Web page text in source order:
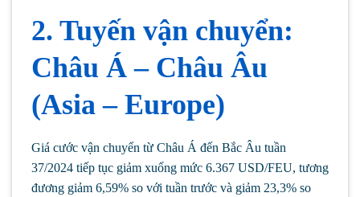
2. Tuyến vận chuyển:
Châu Á – Châu Âu
(Asia – Europe)
Giá cước vận chuyển từ Châu Á đến Bắc Âu tuần
37/2024 tiếp tục giảm xuống mức 6.367 USD/FEU, tương
đương giảm 6,59% so với tuần trước và giảm 23,3% so